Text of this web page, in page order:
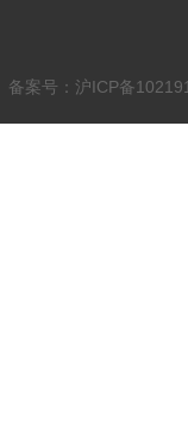
备案号：沪ICP备